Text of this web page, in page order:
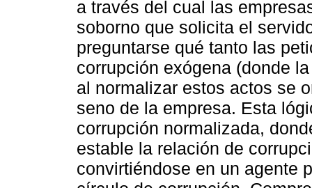
a través del cual las
soborno que solicita el
preguntarse qué tanto las
corrupción exógena (donde
al normalizar estos actos se
seno de la empresa. Esta
corrupción normalizada,
estable la relación de
convirtiéndose en un agente